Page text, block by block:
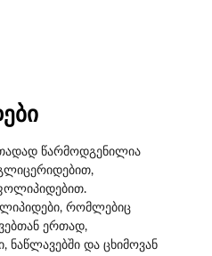
წარმოდგენილია
რომლებიც
ერთად,
ნაწლავებში და ცხიმოვან